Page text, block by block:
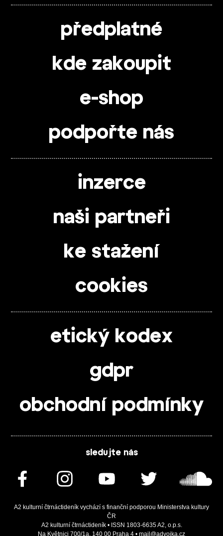
předplatné
kde zakoupit
e-shop
podpořte nás
inzerce
naši partneři
ke stažení
cookies
etický kodex
gdpr
obchodní podmínky
sledujte nás
A2 kulturní čtrnáctideník vychází s finanční podporou Ministerstva kultury
ČR
A2 kulturní čtrnáctideník • ISSN 1803-6635 A2, o.p.s.
Na Květnici 700/1a, 140 00 Praha 4 • mail@advojka.cz